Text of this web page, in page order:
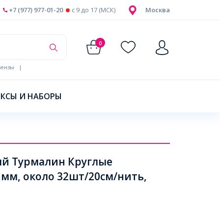
Москва
+7 (977) 977-01-20 c 9 до 17 (МСК)
0
|
И НАБОРЫ
Турмалин Круглые
около 32шт/20см/нить,